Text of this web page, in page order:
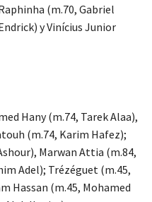
(m.70, Gabriel
y Vinícius Junior
Hany (m.74, Tarek Alaa),
(m.74, Karim Hafez);
Marwan Attia (m.84,
Adel); Trézéguet (m.45,
Hassan (m.45, Mohamed